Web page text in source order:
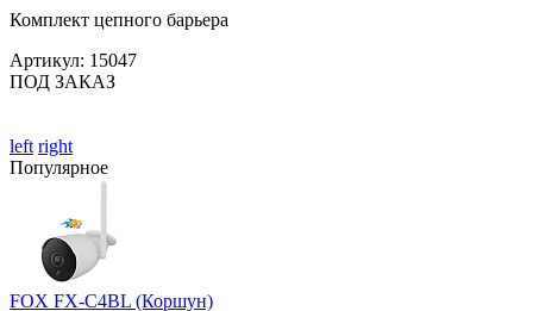
Комплект цепного барьера
Артикул: 15047
ПОД ЗАКАЗ
left right
Популярное
FOX FX-C4BL (Коршун)